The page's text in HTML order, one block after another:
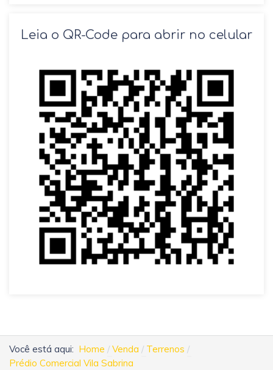
Leia o QR-Code para abrir no celular
Você está aqui: Home Venda
Terrenos
Prédio Comercial Vila Sabrina